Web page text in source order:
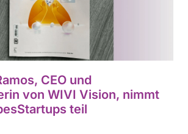
CEO und
von WIVI Vision, nimmt
teil